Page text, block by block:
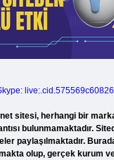
sitesi, herhangi bir
bulunmamaktadır.
paylaşılmaktadır.
olup, gerçek kurum